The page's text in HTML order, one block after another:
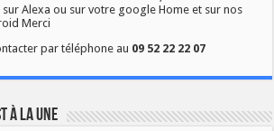
Alexa ou sur votre google Home et sur nos
Merci
par téléphone au 09 52 22 22 07
à la une